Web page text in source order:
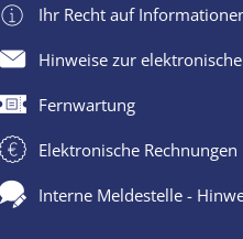
Ihr Recht auf
Hinweise zur
Fernwartung
Elektronische Rechnungen
Interne Meldestelle -